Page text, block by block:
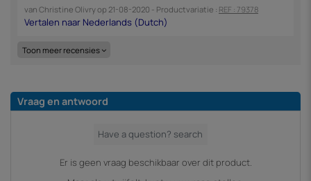
van Christine Olivryop 21-08-2020 - Productvariatie : REF : 79378
Toon meer recensies
Vraag en antwoord
Er is geen vraag beschikbaar over dit product.